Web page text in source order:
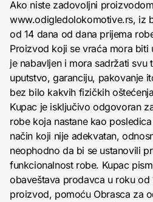
Ako niste zadovoljni
www.odigledolokomotive.rs, iz
od 14 dana od dana prijema
Proizvod koji se vraća mora biti
je nabavljen i mora sadržati svu
uputstvo, garanciju, pakovanje
bez bilo kakvih fizičkih
Kupac je isključivo odgovoran
robe koja nastane kao
način koji nije adekvatan,
neophodno da bi se ustanovili
funkcionalnost robe. Kupac
obaveštava prodavca u roku od
proizvod, pomoću Obrasca za